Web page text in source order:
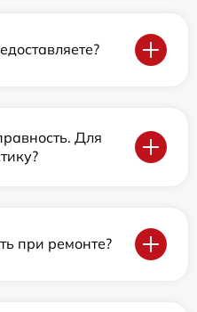
Для
при ремонте?